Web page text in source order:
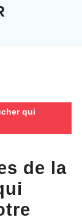
qui
de la